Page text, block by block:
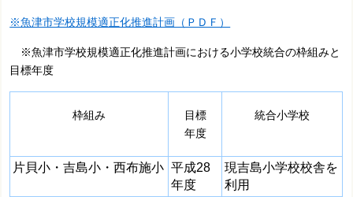
※魚津市学校規模適正化推進計画（ＰＤＦ）
※魚津市学校規模適正化推進計画における小学校統合の枠組みと
目標年度
枠組み
目標
年度
統合小学校
片貝小・吉島小・西布施小 平成28
年度
現吉島小学校校舎を
利用